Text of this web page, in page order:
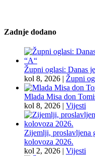
Zadnje dodano
Župni oglasi: Danas
kol 8, 2026 | Župni
Mlada Misa don
kol 8, 2026 | Vijesti
Zijemlji, proslavljena
kolovoza 2026.
kol 2, 2026 | Vijesti